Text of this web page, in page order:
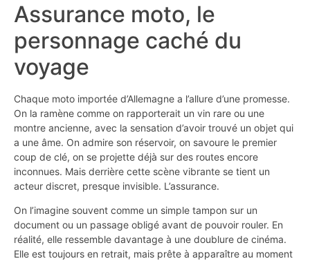
Assurance moto, le
personnage caché du
voyage
Chaque moto importée d’Allemagne a l’allure d’une promesse.
On la ramène comme on rapporterait un vin rare ou une
montre ancienne, avec la sensation d’avoir trouvé un objet qui
a une âme. On admire son réservoir, on savoure le premier
coup de clé, on se projette déjà sur des routes encore
inconnues. Mais derrière cette scène vibrante se tient un
acteur discret, presque invisible. L’assurance.
On l’imagine souvent comme un simple tampon sur un
document ou un passage obligé avant de pouvoir rouler. En
réalité, elle ressemble davantage à une doublure de cinéma.
Elle est toujours en retrait, mais prête à apparaître au moment